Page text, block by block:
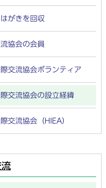
がきを回収
協会の会員
交流協会ボランティア
交流協会の設立経緯
交流協会（HIEA）
流